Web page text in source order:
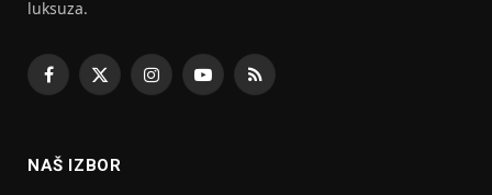
luksuza.
Facebook
X
InstagramYouTubeRSS
NAŠ IZBOR